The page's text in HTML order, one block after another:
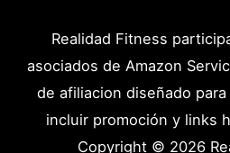
Realidad Fitness
asociados de Amazon
de afiliacion diseñado
incluir promoción y links
Copyright © 2026